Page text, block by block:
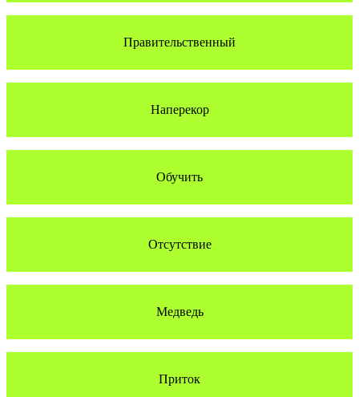
Правительственный
Наперекор
Обучить
Отсутствие
Медведь
Приток